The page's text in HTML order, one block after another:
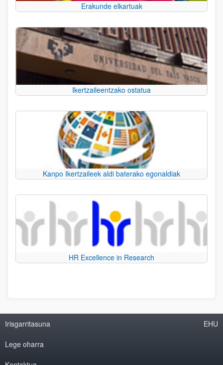
Erakunde elkartuak
Ikertzaileentzako ostatua
Kanpo Ikertzaileek aldi baterako egonaldiak
HR Excellence in Research
Irisgarritasuna
Lege oharra
EHU